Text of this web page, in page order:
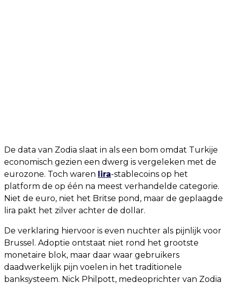
De data van Zodia slaat in als een bom omdat Turkije
economisch gezien een dwerg is vergeleken met de
eurozone. Toch waren lira-stablecoins op het
platform de op één na meest verhandelde categorie.
Niet de euro, niet het Britse pond, maar de geplaagde
lira pakt het zilver achter de dollar.
De verklaring hiervoor is even nuchter als pijnlijk voor
Brussel. Adoptie ontstaat niet rond het grootste
monetaire blok, maar daar waar gebruikers
daadwerkelijk pijn voelen in het traditionele
banksysteem. Nick Philpott, medeoprichter van Zodia